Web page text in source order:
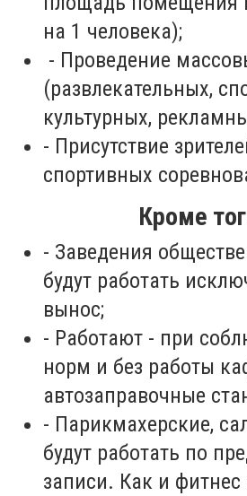
на 1 человека);
- Проведение
(развлекательных,
культурных,
- Присутствие
спортивных
Кроме
- Заведения
будут работать
вынос;
- Работают - при
норм и без работы
автозаправочные
- Парикмахерские,
будут работать по
записи. Как и